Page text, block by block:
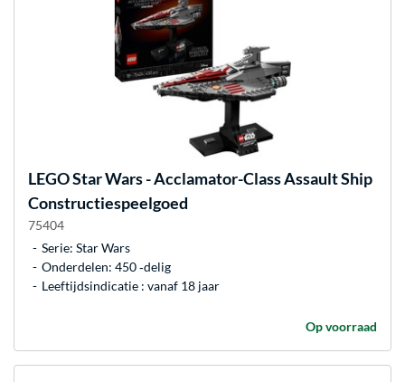
LEGOStar Wars - Acclamator-Class Assault Ship
Constructiespeelgoed
75404
Serie: Star Wars
Onderdelen: 450 ‐delig
Leeftijdsindicatie : vanaf 18 jaar
Op voorraad